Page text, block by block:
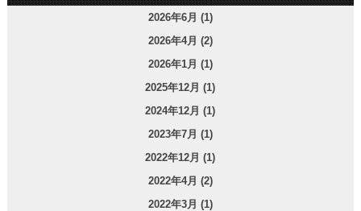
2026年6月 (1)
2026年4月 (2)
2026年1月 (1)
2025年12月 (1)
2024年12月 (1)
2023年7月 (1)
2022年12月 (1)
2022年4月 (2)
2022年3月 (1)